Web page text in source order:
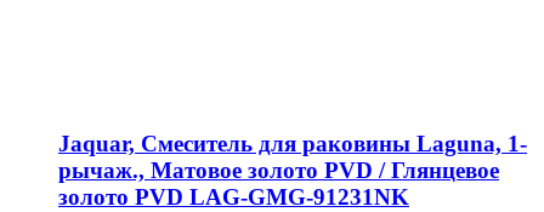
Jaquar, Смеситель для раковины Laguna, 1-
рычаж., Матовое золото PVD / Глянцевое
золото PVD LAG-GMG-91231NK